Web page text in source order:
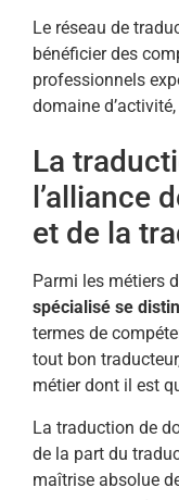
Le réseau de
bénéficier des
professionnels
domaine
La
l’alliance
et de la
Parmi les métiers
spécialisé se
termes de
tout bon
métier dont il est
La traduction de
de la part du
maîtrise absolue